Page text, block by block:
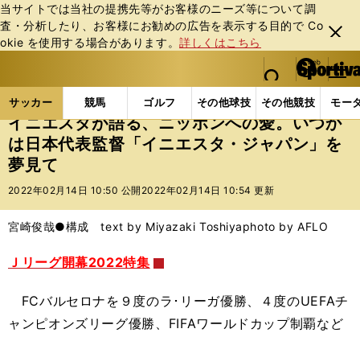
当サイトでは当社の提携先等がお客様のニーズ等について調
査・分析したり、お客様にお勧めの広告を表⽰する⽬的で Co
okie を使⽤する場合があります。詳しくはこちら
閉じ
る
web Sportiva (webスポルティーバ)
検索
マイペ
ー
ジ
メニュ
サッカー 競馬 ゴルフ その他球技 その他競技 モー
ス
ポ
ル
テ
ー
バ
サッカーの記事一覧 Jリーグ他 Jリーグ イニエ
イニエスタが語る、ニッポンへの愛。いつか
は日本代表監督「イニエスタ・ジャパン」を
夢見て
2022年02月14日 10:50 公開 2022年02月14日 10:54 更新
宮崎俊哉●構成 text by Miyazaki Toshiyaphoto by AFLO
Ｊリーグ開幕2022特集
FCバルセロナを９度のラ･リーガ優勝、４度のUEFAチ
ャンピオンズリーグ優勝、FIFAワールドカップ制覇など